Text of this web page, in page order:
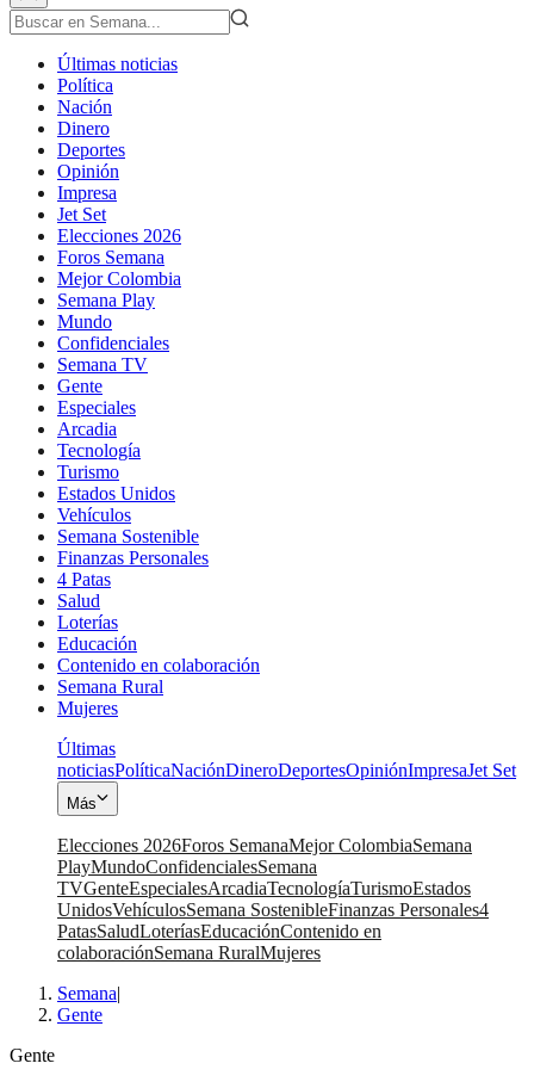
Últimas noticias
Política
Nación
Dinero
Deportes
Opinión
Impresa
Jet Set
Elecciones 2026
Foros Semana
Mejor Colombia
Semana Play
Mundo
Confidenciales
Semana TV
Gente
Especiales
Arcadia
Tecnología
Turismo
Estados Unidos
Vehículos
Semana Sostenible
Finanzas Personales
4 Patas
Salud
Loterías
Educación
Contenido en colaboración
Semana Rural
Mujeres
Últimas
noticiasPolíticaNaciónDineroDeportesOpiniónImpresaJet Set
Más
Elecciones 2026Foros SemanaMejor ColombiaSemana
PlayMundoConfidencialesSemana
TVGenteEspecialesArcadiaTecnologíaTurismoEstados
UnidosVehículosSemana SostenibleFinanzas Personales4
PatasSaludLoteríasEducaciónContenido en
colaboraciónSemana RuralMujeres
Semana|
Gente
Gente